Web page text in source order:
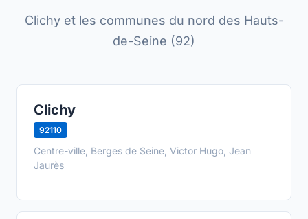
Clichy et les communes du nord des Hauts-
de-Seine (92)
Clichy
92110
Centre-ville, Berges de Seine, Victor Hugo, Jean
Jaurès